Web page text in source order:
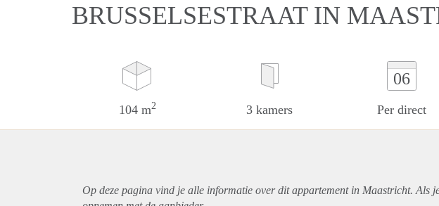
BRUSSELSESTRAAT IN
104 m2 3 kamers
06
Per direct
Op deze pagina vind je alle informatie over ditappartementin Maastricht. Als